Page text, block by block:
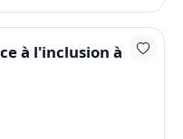
à l'inclusion à